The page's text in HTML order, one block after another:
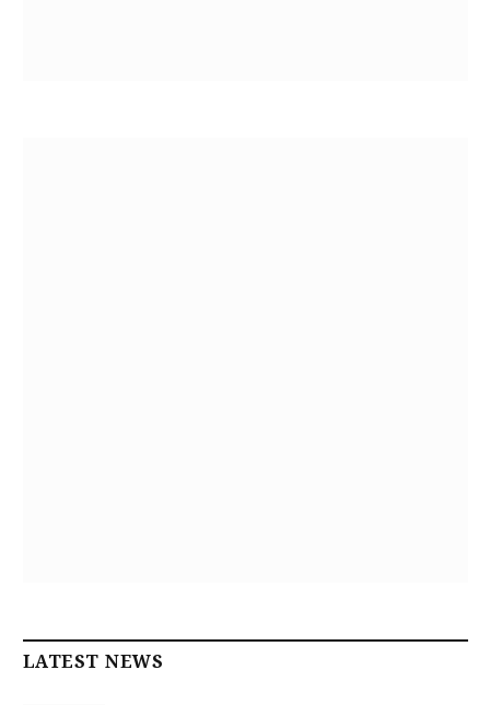
LATEST NEWS